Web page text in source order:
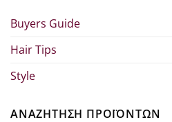
Buyers Guide
Hair Tips
Style
ΑΝΑΖΗΤΗΣΗ ΠΡΟΪΟΝΤΩΝ